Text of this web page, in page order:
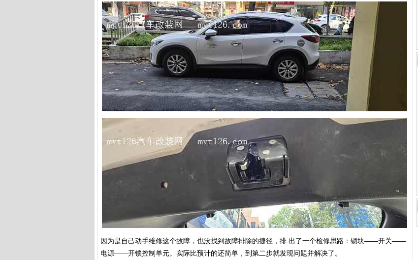
因为是自己动手维修这个故障，也没找到故障排除的捷径，排 出了一个检修思路：锁块——开关——
电源——开锁控制单元。实际比预计的还简单，到第二步就发现问题并解决了。